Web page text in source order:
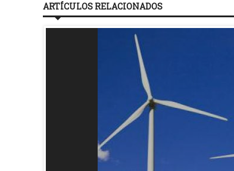
ARTÍCULOS RELACIONADOS